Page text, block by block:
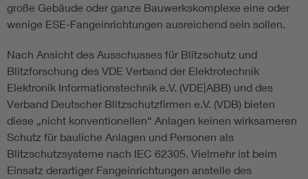
große Gebäude oder ganze Bauwerkskomplexe eine oder
wenige ESE-Fangeinrichtungen ausreichend sein sollen.
Nach Ansicht des Ausschusses für Blitzschutz und
Blitzforschung des VDE Verband der Elektrotechnik
Elektronik Informationstechnik e.V. (VDE|ABB) und des
Verband Deutscher Blitzschutzfirmen e.V. (VDB) bieten
diese „nicht konventionellen“ Anlagen keinen wirksameren
Schutz für bauliche Anlagen und Personen als
Blitzschutzsysteme nach IEC 62305. Vielmehr ist beim
Einsatz derartiger Fangeinrichtungen anstelle des